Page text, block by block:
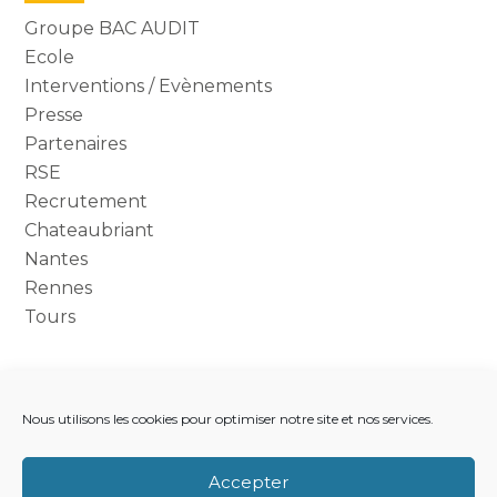
Nous utilisons les cookies pour optimiser notre site et nos services.
Accepter
cabinet
sidebar
Groupe BAC AUDIT
Ecole
Interventions / Evènements
Presse
Partenaires
RSE
Recrutement
Chateaubriant
Nantes
Rennes
Tours
Principale
RECRUTEMENT
NOTRE ACTUALITÉ